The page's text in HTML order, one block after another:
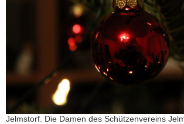
Jelmstorf. Die Damen des Schützenvereins